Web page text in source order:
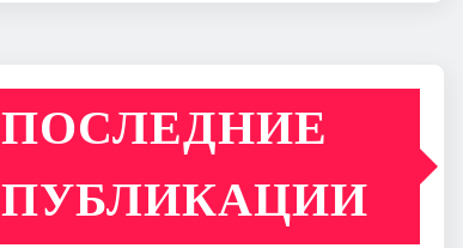
ПОСЛЕДНИЕ
ПУБЛИКАЦИИ